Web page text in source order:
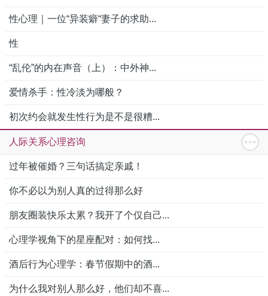
性心理｜一位“异装癖“妻子的求助...
性
“乱伦”的内在声音（上）：中外神...
爱情杀手：性冷淡为哪般？
初次约会就发生性行为是不是很糟...
人际关系心理咨询
过年被催婚？三句话搞定亲戚！
你不必以为别人真的过得那么好
朋友圈装快乐太累？我开了个仅自己...
心理学视角下的星座配对：如何找...
酒后行为心理学：春节假期中的酒...
为什么我对别人那么好，他们却不喜...